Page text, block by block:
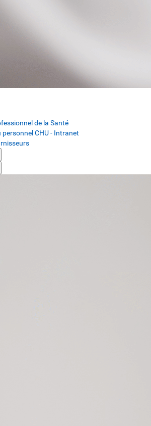
de la Santé
personnel CHU - Intranet